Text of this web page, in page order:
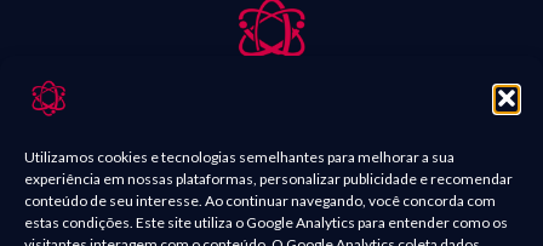
Utilizamos cookies e tecnologias semelhantes para melhorar a sua
experiência em nossas plataformas, personalizar publicidade e recomendar
conteúdo de seu interesse. Ao continuar navegando, você concorda com
estas condições. Este site utiliza o Google Analytics para entender como os
Contato
Política de Comentários
Política de Privacidade